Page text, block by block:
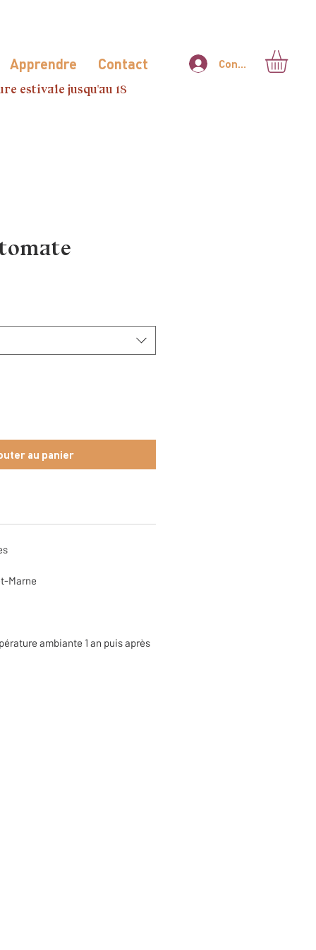
Apprendre Contact
estivale jusqu'au 18
Connexion
au panier
Marne
ambiante 1 an puis après